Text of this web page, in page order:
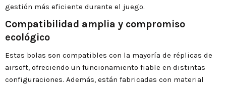
gestión más eficiente durante el juego.
Compatibilidad amplia y compromiso
ecológico
Estas bolas son compatibles con la mayoría de réplicas de
airsoft, ofreciendo un funcionamiento fiable en distintas
configuraciones. Además, están fabricadas con material